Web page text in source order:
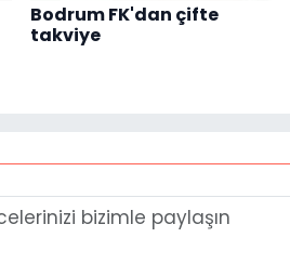
Bodrum FK'dan çifte
takviye